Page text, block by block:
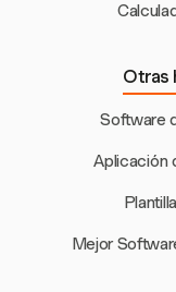
Otras
Software
Aplicación
Mejor